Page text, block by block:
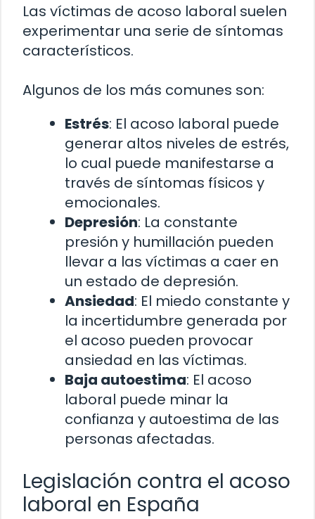
Las víctimas de acoso laboral suelen
experimentar una serie de síntomas
característicos.
Algunos de los más comunes son:
Estrés: El acoso laboral puede
generar altos niveles de estrés,
lo cual puede manifestarse a
través de síntomas físicos y
emocionales.
Depresión: La constante
presión y humillación pueden
llevar a las víctimas a caer en
un estado de depresión.
Ansiedad: El miedo constante y
la incertidumbre generada por
el acoso pueden provocar
ansiedad en las víctimas.
Baja autoestima: El acoso
laboral puede minar la
confianza y autoestima de las
personas afectadas.
Legislación contra el acoso
laboral en España